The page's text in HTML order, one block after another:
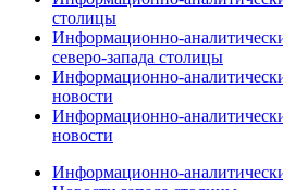
столицы
Информационно-
северо-запада столицы
Информационно-
новости
Информационно-
новости
Информационно-